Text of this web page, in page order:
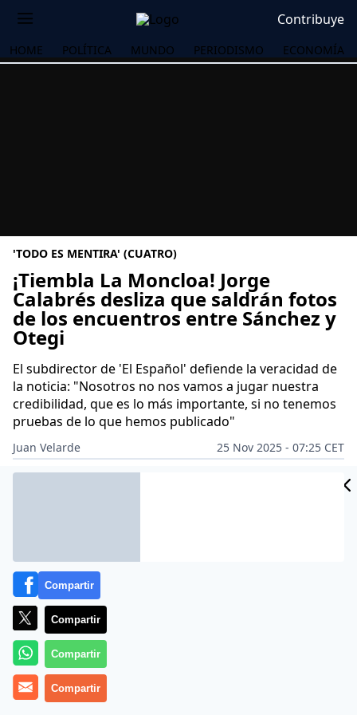
Contribuye
HOME POLÍTICA MUNDO PERIODISMO ECONOMÍA
'TODO ES MENTIRA' (CUATRO)
¡Tiembla La Moncloa! Jorge
Calabrés desliza que saldrán fotos
de los encuentros entre Sánchez y
Otegi
El subdirector de 'El Español' defiende la veracidad de
la noticia: "Nosotros no nos vamos a jugar nuestra
credibilidad, que es lo más importante, si no tenemos
pruebas de lo que hemos publicado"
Juan Velarde
25 Nov 2025 - 07:25 CET
Archivado en: PERIODISMO
Compartir
Compartir
Compartir
Compartir